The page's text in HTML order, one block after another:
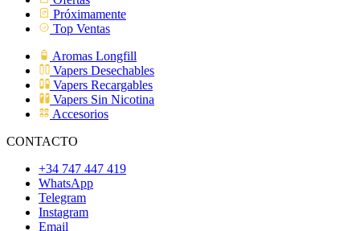
Próximamente
Top Ventas
Aromas Longfill
Vapers Desechables
Vapers Recargables
Vapers Sin Nicotina
Accesorios
CONTACTO
+34 747 447 419
WhatsApp
Telegram
Instagram
Email